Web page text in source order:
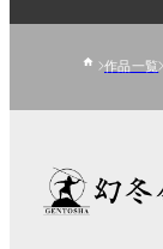
作品一覧